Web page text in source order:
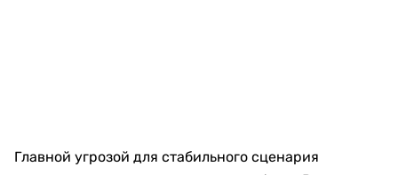
Главной угрозой для стабильного сценария